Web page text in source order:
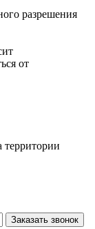
разрешения
от
территории
Заказать звонок